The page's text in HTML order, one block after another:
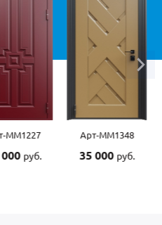
Арт-ММ1348
35 000
Арт-
55 000